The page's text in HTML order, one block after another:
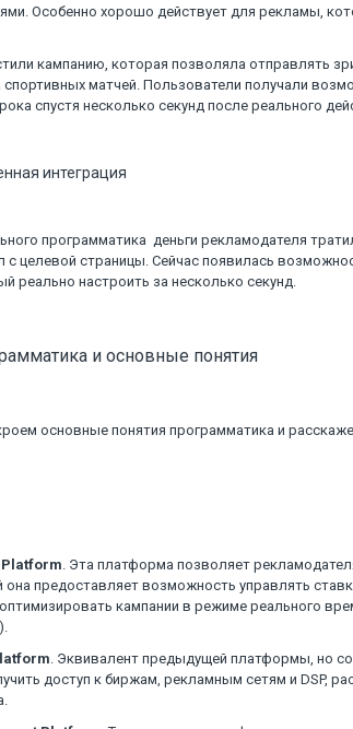
Особенно хорошо действует для рекламы,
кампанию, которая позволяла отправлять
матчей. Пользователи получали
спустя несколько секунд после реального
интеграция
программатика деньги рекламодателя
с целевой страницы. Сейчас появилась
реально настроить за несколько секунд.
и основные понятия
основные понятия программатика и
Platform . Эта платформа позволяет
предоставляет возможность управлять
кампании в режиме реального
. Эквивалент предыдущей платформы, но
доступ к биржам, рекламным сетям и DSP,